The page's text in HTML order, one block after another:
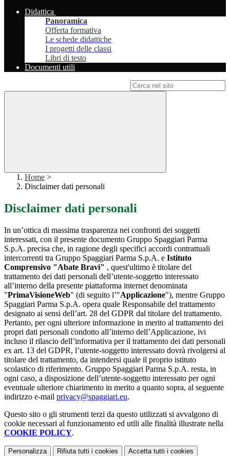
Didattica
Panoramica
Offerta formativa
Le schede didattiche
I progetti delle classi
Libri di testo
Documenti utili
Home >
Disclaimer dati personali
Disclaimer dati personali
In un’ottica di massima trasparenza nei confronti dei soggetti
interessati, con il presente documento Gruppo Spaggiari Parma
S.p.A. precisa che, in ragione degli specifici accordi contrattuali
intercorrenti tra Gruppo Spaggiari Parma S.p.A. e Istituto
Comprensivo "Abate Bravi" , quest'ultimo è titolare del
trattamento dei dati personali dell’utente-soggetto interessato
all’interno della presente piattaforma internet denominata
"PrimaVisioneWeb" (di seguito l’"Applicazione"), mentre Gruppo
Spaggiari Parma S.p.A. opera quale Responsabile del trattamento
designato ai sensi dell’art. 28 del GDPR dal titolare del trattamento.
Pertanto, per ogni ulteriore informazione in merito al trattamento dei
propri dati personali condotto all’interno dell’Applicazione, ivi
incluso il rilascio dell’informativa per il trattamento dei dati personali
ex art. 13 del GDPR, l’utente-soggetto interessato dovrà rivolgersi al
titolare del trattamento, da intendersi quale il proprio istituto
scolastico di riferimento. Gruppo Spaggiari Parma S.p.A. resta, in
ogni caso, a disposizione dell’utente-soggetto interessato per ogni
eventuale ulteriore chiarimento in merito a quanto sopra, al seguente
indirizzo e-mail privacy@spaggiari.eu.
Questo sito o gli strumenti terzi da questo utilizzati si avvalgono di
cookie necessari al funzionamento ed utili alle finalità illustrate nella
COOKIE POLICY.
Personalizza Rifiuta tutti i cookies Accetta tutti i cookies